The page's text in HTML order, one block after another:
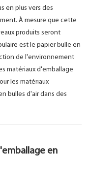
en plus vers des
À mesure que cette
produits seront
est le papier bulle en
de l'environnement
matériaux d'emballage
les matériaux
bulles d'air dans des
en